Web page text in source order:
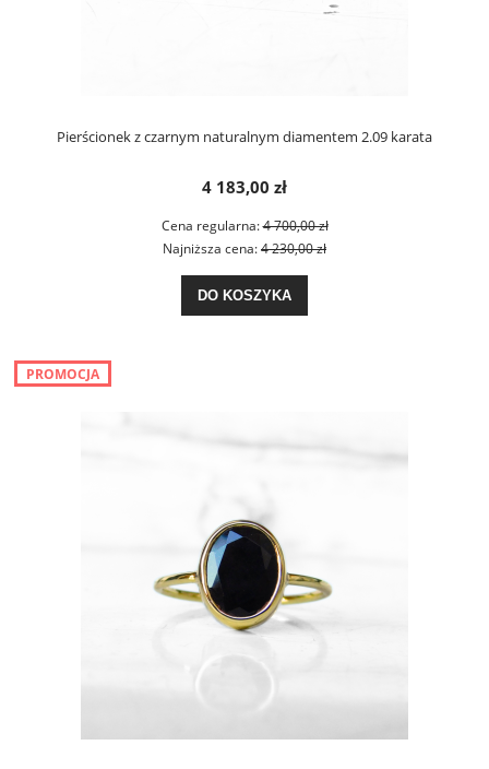
Pierścionek z czarnym naturalnym diamentem 2.09 karata
4 183,00 zł
Cena regularna:4 700,00 zł
Najniższa cena:4 230,00 zł
DO KOSZYKA
PROMOCJA